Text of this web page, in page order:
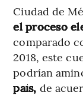
Ciudad de
el proceso
comparado
2018, este
podrían
país, de